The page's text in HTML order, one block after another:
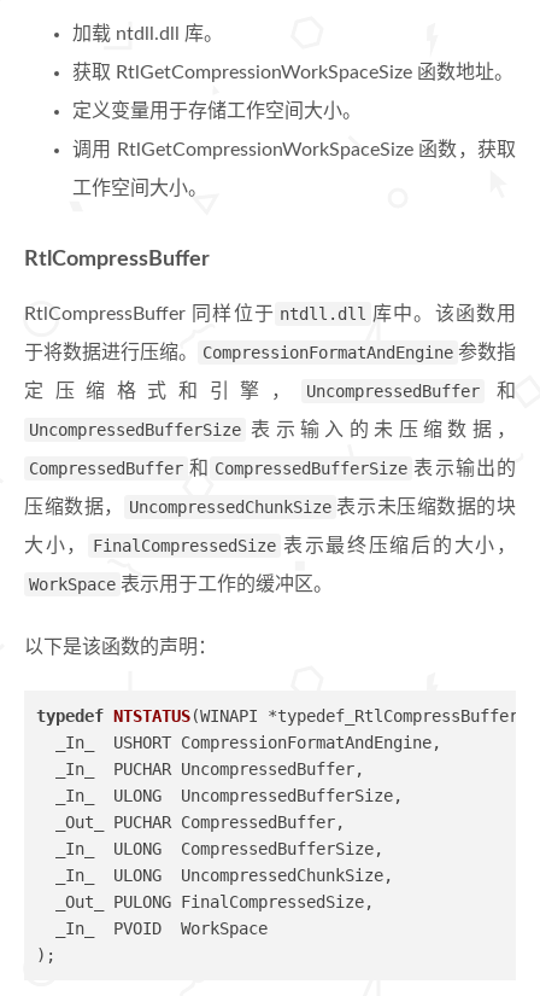
加载 ntdll.dll 库。
获取 RtlGetCompressionWorkSpaceSize 函数地址。
定义变量用于存储工作空间大小。
调用 RtlGetCompressionWorkSpaceSize 函数，获取
工作空间大小。
RtlCompressBuffer
RtlCompressBuffer 同样位于 ntdll.dll 库中。该函数用
于将数据进行压缩。
CompressionFormatAndEngine 参数指
定压缩格式和引擎，
UncompressedBuffer
和
UncompressedBufferSize 表示输入的未压缩数据，
CompressedBuffer 和 CompressedBufferSize 表示输出的
压缩数据，
UncompressedChunkSize 表示未压缩数据的块
大小，
FinalCompressedSize 表示最终压缩后的大小，
WorkSpace 表示用于工作的缓冲区。
以下是该函数的声明：
typedef NTSTATUS(WINAPI *typedef_RtlCompressBuffer)
  _In_  USHORT CompressionFormatAndEngine,
  _In_  PUCHAR UncompressedBuffer,
  _In_  ULONG  UncompressedBufferSize,
  _Out_ PUCHAR CompressedBuffer,
  _In_  ULONG  CompressedBufferSize,
  _In_  ULONG  UncompressedChunkSize,
  _Out_ PULONG FinalCompressedSize,
  _In_  PVOID  WorkSpace
) ;